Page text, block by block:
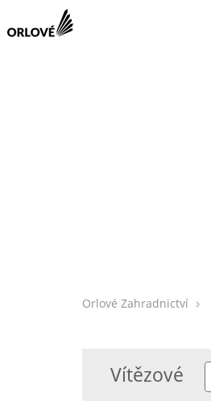
Orlové Zahradnictví
Vítězové